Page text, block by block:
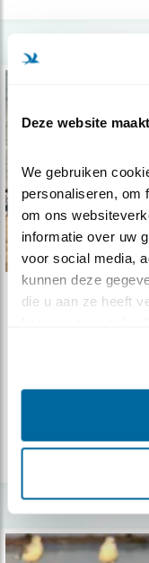
Deze website
We gebruiken
personaliseren, om
om ons
informatie over uw
voor social media,
kunnen deze
die u aan ze heeft
Verdieping
Het werk
nog moeilijker. U
lees meer